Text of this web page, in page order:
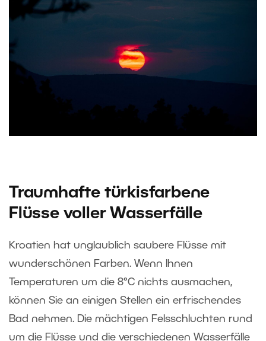
Traumhafte türkisfarbene
Flüsse voller Wasserfälle
Kroatien hat unglaublich saubere Flüsse mit
wunderschönen Farben. Wenn Ihnen
Temperaturen um die 8°C nichts ausmachen,
können Sie an einigen Stellen ein erfrischendes
Bad nehmen. Die mächtigen Felsschluchten rund
um die Flüsse und die verschiedenen Wasserfälle